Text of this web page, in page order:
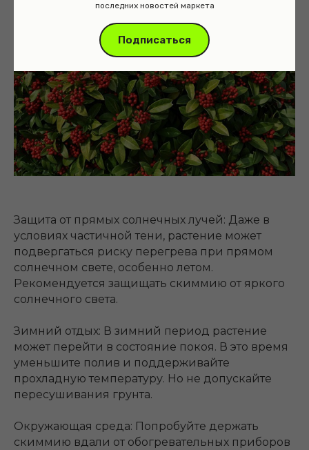
последних новостей маркета
Подписаться
Защита от прямых солнечных лучей: Даже в
условиях частичной тени, растение может
подвергаться риску перегрева при прямом
солнечном свете, особенно летом.
Рекомендуется защищать скиммию от яркого
солнечного света.
Зимний отдых: В зимний период растение
может перейти в состояние покоя. В это время
уменьшите полив и поддерживайте
прохладную температуру. Но не допускайте
пересушивания грунта.
Окружающая среда: Попробуйте держать
скиммию вдали от обогревательных приборов